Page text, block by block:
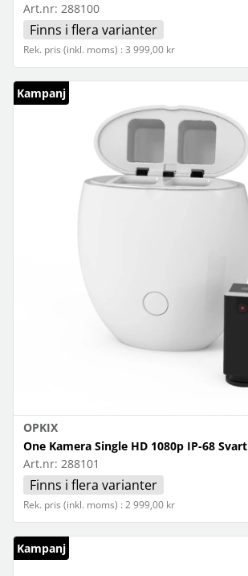
Art.nr: 288100
Finns i flera varianter
Rek. pris (inkl. moms) : 3 999,00 kr
Kampanj
OPKIX
One Kamera Single HD 1080p IP-68 Svart
Art.nr: 288101
Finns i flera varianter
Rek. pris (inkl. moms) : 2 999,00 kr
Kampanj